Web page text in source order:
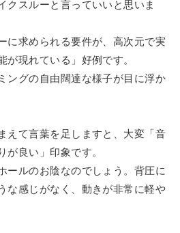
クスルーと言っていいと思いま
に求められる要件が、高次元で実
現れている」好例です。
ングの自由闊達な様子が目に浮か
えて言葉を足しますと、大変「音
良い」印象です。
ールのお陰なのでしょう。背圧に
な感じがなく、動きが非常に軽や